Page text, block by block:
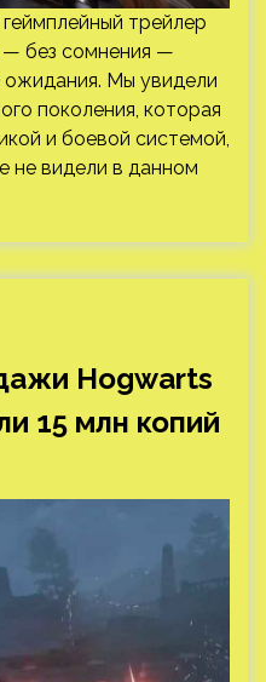
трейлер
— без сомнения —
Мы увидели
поколения, которая
и боевой системой,
не видели в данном
Hogwarts
15 млн копий